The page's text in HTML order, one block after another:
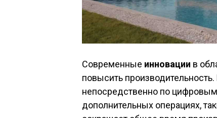
Современные инновации в
повысить
непосредственно по
дополнительных операциях,